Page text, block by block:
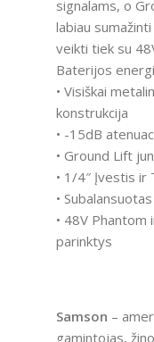
signalams, o
labiau
veikti tiek su
Baterijos
• Visiškai
konstrukcija
• -15dB
• Ground Lift
• 1/4″ Įvestis ir
•
• 48V
parinktys
Samson –
gamintojas,